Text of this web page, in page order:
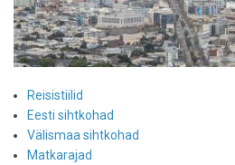
Reisistiilid
Eesti sihtkohad
Välismaa sihtkohad
Matkarajad